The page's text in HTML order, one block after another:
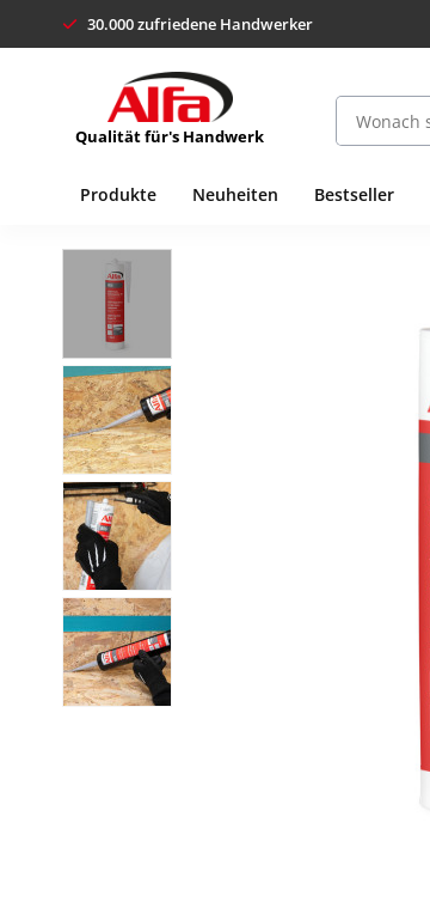
30.000 zufriedene Handwerker
Qualität für's Handwerk
Produkte Neuheiten Bestseller